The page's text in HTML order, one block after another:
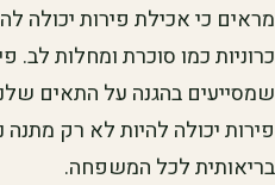
מראים כי אכילת פירות יכולה
כרוניות כמו סוכרת ומחלות לב.
שמסייעים בהגנה על התאים
פירות יכולה להיות לא רק
בריאותית לכל המשפחה.